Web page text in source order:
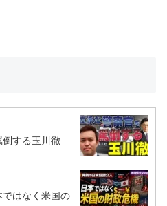
する玉川徹
ではなく米国の